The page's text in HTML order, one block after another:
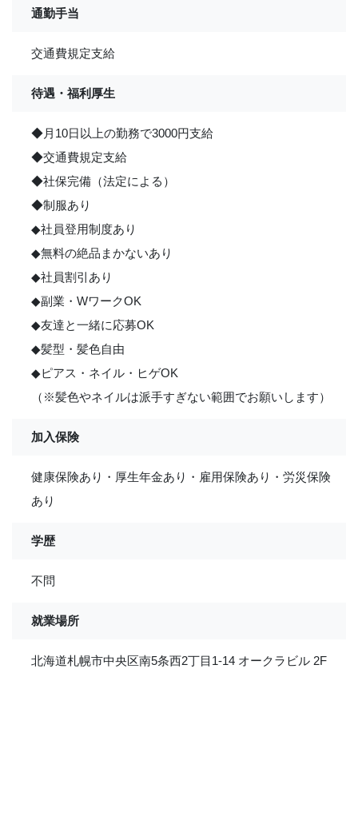
通勤手当
交通費規定支給
待遇・福利厚生
◆月10日以上の勤務で3000円支給
◆交通費規定支給
◆社保完備（法定による）
◆制服あり
◆社員登用制度あり
◆無料の絶品まかないあり
◆社員割引あり
◆副業・WワークOK
◆友達と一緒に応募OK
◆髪型・髪色自由
◆ピアス・ネイル・ヒゲOK
（※髪色やネイルは派手すぎない範囲でお願いします）
加入保険
健康保険あり・厚生年金あり・雇用保険あり・労災保険
あり
学歴
不問
就業場所
北海道札幌市中央区南5条西2丁目1-14 オークラビル 2F